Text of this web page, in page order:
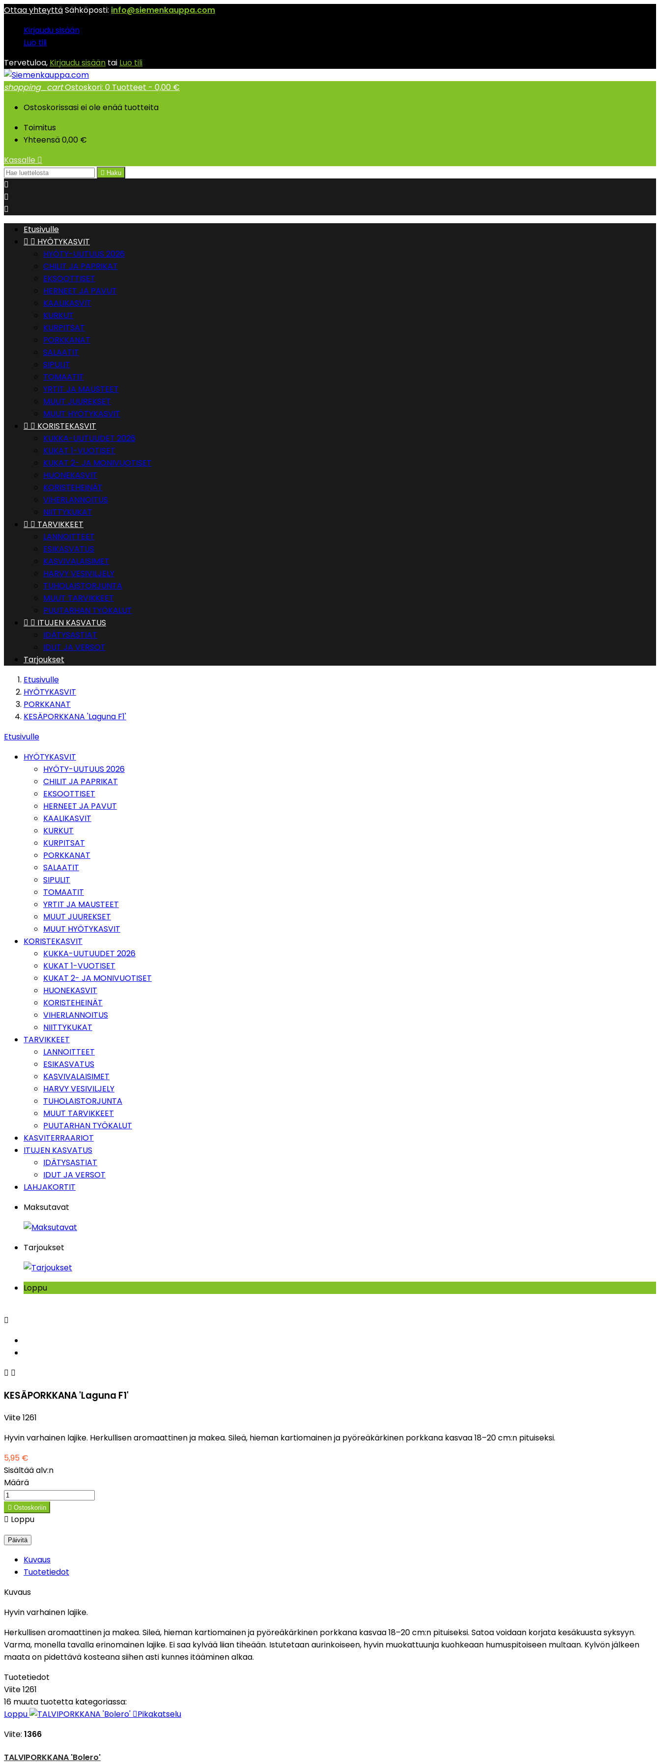
Ottaa yhteyttäSähköposti: info@siemenkauppa.com
Kirjaudu sisään
Luo tili
Tervetuloa, Kirjaudu sisään tai Luo tili
shopping_cartOstoskori: 0 Tuotteet - 0,00 €
Ostoskorissasi ei ole enää tuotteita
Toimitus
Yhteensä0,00 €
Kassalle 
 Haku



Etusivulle
  HYÖTYKASVIT
HYÖTY-UUTUUS 2026
CHILIT JA PAPRIKAT
EKSOOTTISET
HERNEET JA PAVUT
KAALIKASVIT
KURKUT
KURPITSAT
PORKKANAT
SALAATIT
SIPULIT
TOMAATIT
YRTIT JA MAUSTEET
MUUT JUUREKSET
MUUT HYÖTYKASVIT
  KORISTEKASVIT
KUKKA-UUTUUDET 2026
KUKAT 1-VUOTISET
KUKAT 2- JA MONIVUOTISET
HUONEKASVIT
KORISTEHEINÄT
VIHERLANNOITUS
NIITTYKUKAT
  TARVIKKEET
LANNOITTEET
ESIKASVATUS
KASVIVALAISIMET
HARVY VESIVILJELY
TUHOLAISTORJUNTA
MUUT TARVIKKEET
PUUTARHAN TYÖKALUT
  ITUJEN KASVATUS
IDÄTYSASTIAT
IDUT JA VERSOT
Tarjoukset
Etusivulle
HYÖTYKASVIT
PORKKANAT
KESÄPORKKANA 'Laguna F1'
Etusivulle
HYÖTYKASVIT
HYÖTY-UUTUUS 2026
CHILIT JA PAPRIKAT
EKSOOTTISET
HERNEET JA PAVUT
KAALIKASVIT
KURKUT
KURPITSAT
PORKKANAT
SALAATIT
SIPULIT
TOMAATIT
YRTIT JA MAUSTEET
MUUT JUUREKSET
MUUT HYÖTYKASVIT
KORISTEKASVIT
KUKKA-UUTUUDET 2026
KUKAT 1-VUOTISET
KUKAT 2- JA MONIVUOTISET
HUONEKASVIT
KORISTEHEINÄT
VIHERLANNOITUS
NIITTYKUKAT
TARVIKKEET
LANNOITTEET
ESIKASVATUS
KASVIVALAISIMET
HARVY VESIVILJELY
TUHOLAISTORJUNTA
MUUT TARVIKKEET
PUUTARHAN TYÖKALUT
KASVITERRAARIOT
ITUJEN KASVATUS
IDÄTYSASTIAT
IDUT JA VERSOT
LAHJAKORTIT
Maksutavat
Tarjoukset
Loppu

 
KESÄPORKKANA 'Laguna F1'
Viite1261
Hyvin varhainen lajike. Herkullisen aromaattinen ja makea. Sileä, hieman kartiomainen ja pyöreäkärkinen porkkana kasvaa 18–20 cm:n pituiseksi.
5,95 €
Sisältää alv:n
Määrä
 Ostoskoriin
 Loppu
Kuvaus
Tuotetiedot
Kuvaus
Hyvin varhainen lajike.
Herkullisen aromaattinen ja makea. Sileä, hieman kartiomainen ja pyöreäkärkinen porkkana kasvaa 18–20 cm:n pituiseksi. Satoa voidaan korjata kesäkuusta syksyyn.
Varma, monella tavalla erinomainen lajike. Ei saa kylvää liian tiheään. Istutetaan aurinkoiseen, hyvin muokattuunja kuohkeaan humuspitoiseen multaan. Kylvön jälkeen
maata on pidettävä kosteana siihen asti kunnes itääminen alkaa.
Tuotetiedot
Viite1261
16 muuta tuotetta kategoriassa:
Loppu
Pikakatselu
Viite: 1366
TALVIPORKKANA 'Bolero'